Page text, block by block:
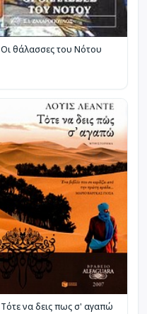
Οι θάλασσες του Νότου
Τότε να δεις πως σ' αγαπώ